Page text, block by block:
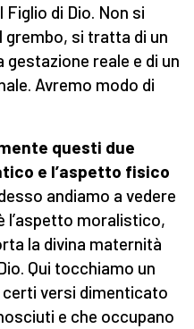
di Dio. Non si
grembo, si tratta di un
reale e di un
Avremo modo di
questi due
e l’aspetto fisico
andiamo a vedere
l’aspetto moralistico,
la divina maternità
Qui tocchiamo un
certi versi dimenticato
e che occupano